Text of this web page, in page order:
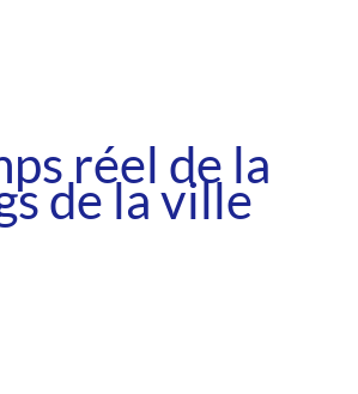
réel de la
de la ville